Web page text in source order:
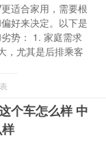
适合家用，需要根
好来决定。以下是
势： 1. 家庭需求
，尤其是后排乘客
个车怎么样 中